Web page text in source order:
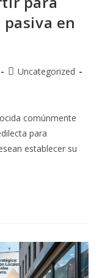
en
Uncategorized
comúnmente
para
establecer su